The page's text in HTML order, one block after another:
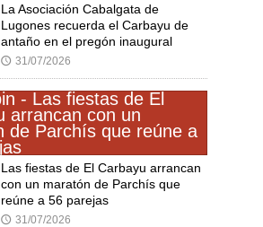
La Asociación Cabalgata de
Lugones recuerda el Carbayu de
antaño en el pregón inaugural
🕔 31/07/2026
Las fiestas de El Carbayu arrancan
con un maratón de Parchís que
reúne a 56 parejas
🕔 31/07/2026